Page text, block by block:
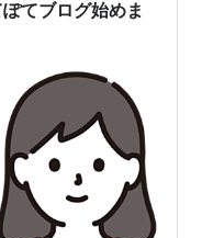
てブログ始めま